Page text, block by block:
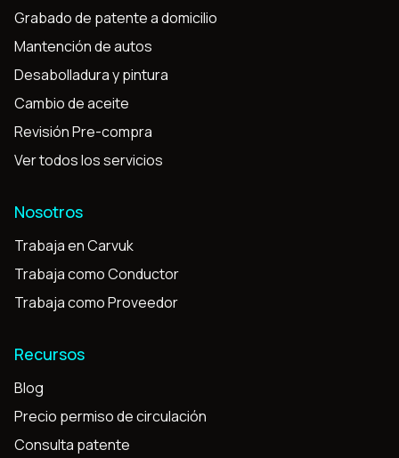
Grabado de patente a domicilio
Mantención de autos
Desabolladura y pintura
Cambio de aceite
Revisión Pre-compra
Ver todos los servicios
Nosotros
Trabaja en Carvuk
Trabaja como Conductor
Trabaja como Proveedor
Recursos
Blog
Precio permiso de circulación
Consulta patente